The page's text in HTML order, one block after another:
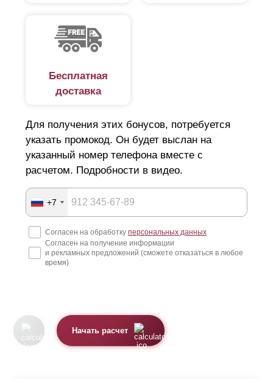
Бесплатная
доставка
Для получения этих бонусов, потребуется
указать промокод. Он будет выслан на
указанный номер телефона вместе с
расчетом. Подробности в видео.
+7
Согласен на обработку персональных данных
Согласен на получение информации
и рекламных предложений (сможете отказаться в любое
время)
Начать расчет